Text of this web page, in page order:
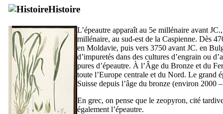
Histoire
L’épeautre apparaît au 5e millénaire avant
millénaire, au sud-est de la Caspienne. Dès
en Moldavie, puis vers 3750 avant JC. en
d’impuretés dans des cultures d’engrain ou
pures d’épeautre. À l’Âge du Bronze et du
toute l’Europe centrale et du Nord. Le grand
Suisse depuis l’âge du bronze (environ 2000
En grec, on pense que le zeopyron, cité
également l’épeautre.